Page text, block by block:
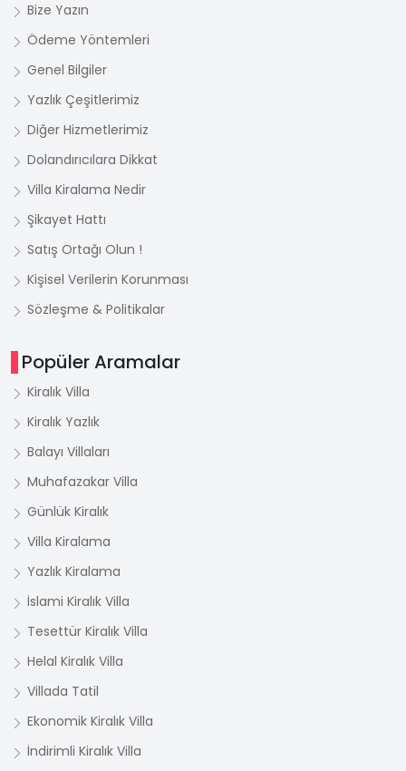
Bize Yazın
Ödeme Yöntemleri
Genel Bilgiler
Yazlık Çeşitlerimiz
Diğer Hizmetlerimiz
Dolandırıcılara Dikkat
Villa Kiralama Nedir
Şikayet Hattı
Satış Ortağı Olun !
Kişisel Verilerin Korunması
Sözleşme & Politikalar
Popüler Aramalar
Kiralık Villa
Kiralık Yazlık
Balayı Villaları
Muhafazakar Villa
Günlük Kiralık
Villa Kiralama
Yazlık Kiralama
İslami Kiralık Villa
Tesettür Kiralık Villa
Helal Kiralık Villa
Villada Tatil
Ekonomik Kiralık Villa
İndirimli Kiralık Villa